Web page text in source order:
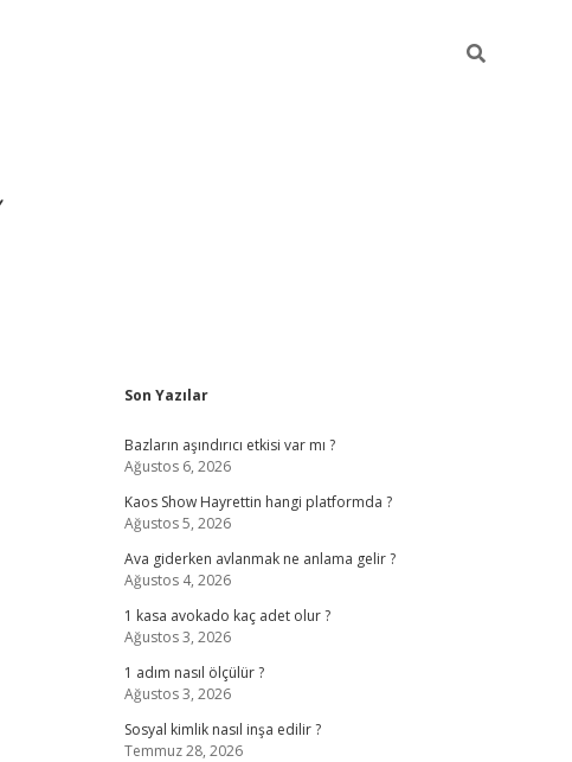
Sidebar
Son Yazılar
Bazların aşındırıcı etkisi var mı ?
Ağustos 6, 2026
Kaos Show Hayrettin hangi platformda ?
Ağustos 5, 2026
Ava giderken avlanmak ne anlama gelir ?
Ağustos 4, 2026
1 kasa avokado kaç adet olur ?
Ağustos 3, 2026
1 adım nasıl ölçülür ?
Ağustos 3, 2026
Sosyal kimlik nasıl inşa edilir ?
Temmuz 28, 2026